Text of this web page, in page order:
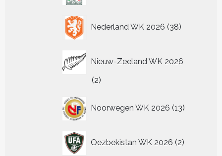
Nederland WK 2026 38
producten
Nieuw-Zeeland WK 2026
22
Noorwegen WK 2026 13
producten
Oezbekistan WK 2026 2
producten